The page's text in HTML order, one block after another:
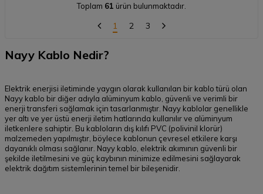
Toplam 61 ürün bulunmaktadır.
1 2 3
Nayy Kablo Nedir?
Elektrik enerjisi iletiminde yaygın olarak kullanılan bir kablo türü olan
Nayy kablo bir diğer adıyla alüminyum kablo, güvenli ve verimli bir
enerji transferi sağlamak için tasarlanmıştır. Nayy kablolar genellikle
yer altı ve yer üstü enerji iletim hatlarında kullanılır ve alüminyum
iletkenlere sahiptir. Bu kabloların dış kılıfı PVC (polivinil klorür)
malzemeden yapılmıştır, böylece kablonun çevresel etkilere karşı
dayanıklı olması sağlanır. Nayy kablo, elektrik akımının güvenli bir
şekilde iletilmesini ve güç kaybının minimize edilmesini sağlayarak
elektrik dağıtım sistemlerinin temel bir bileşenidir.